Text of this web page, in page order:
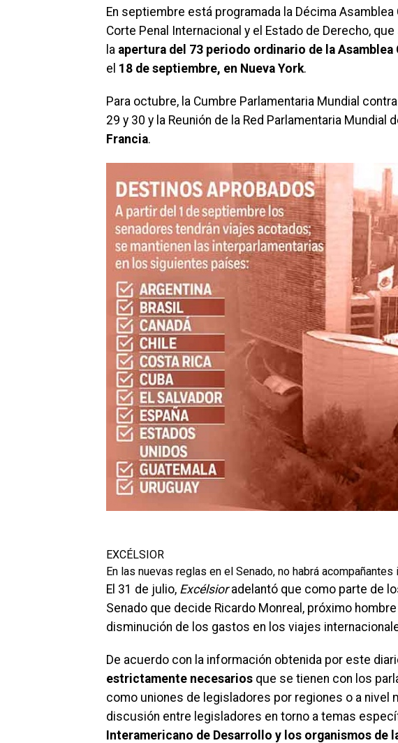
En septiembre está programada la Décima
Corte Penal Internacional y el Estado de Derecho,
la apertura del 73 periodo ordinario de la Asamblea
el 18 de septiembre, en Nueva York.
Para octubre, la Cumbre Parlamentaria Mundial
29 y 30 y la Reunión de la Red Parlamentaria Mundial
Francia.
EXCÉLSIOR
En las nuevas reglas en el Senado, no habrá acompañantes
El 31 de julio, Excélsioradelantó que como parte de
Senado que decide Ricardo Monreal, próximo
disminución de los gastos en los viajes
De acuerdo con la información obtenida por este
estrictamente necesarios que se tienen con los
como uniones de legisladores por regiones o a nivel
discusión entre legisladores en torno a temas
Interamericano de Desarrollo y los organismos de